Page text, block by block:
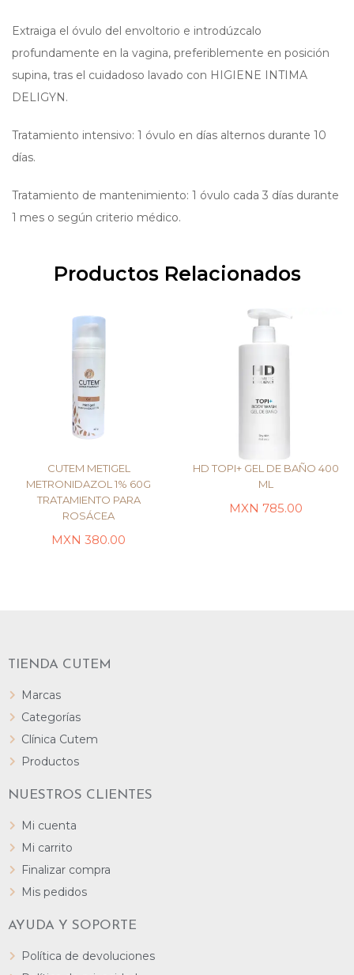
Extraiga el óvulo del envoltorio e introdúzcalo
profundamente en la vagina, preferiblemente en posición
supina, tras el cuidadoso lavado con HIGIENE INTIMA
DELIGYN.
Tratamiento intensivo: 1 óvulo en días alternos durante 10
días.
Tratamiento de mantenimiento: 1 óvulo cada 3 días durante
1 mes o según criterio médico.
Productos Relacionados
HD TOPI+ GEL DE BAÑO 400
ML
785.00
AÑADIR AL CARRITO
CUTEM METIGEL
METRONIDAZOL 1% 60G
TRATAMIENTO PARA
ROSÁCEA
380.00
TIENDA CUTEM
Marcas
Categorías
Clínica Cutem
Productos
NUESTROS CLIENTES
Mi cuenta
Mi carrito
Finalizar compra
Mis pedidos
AYUDA Y SOPORTE
Política de devoluciones